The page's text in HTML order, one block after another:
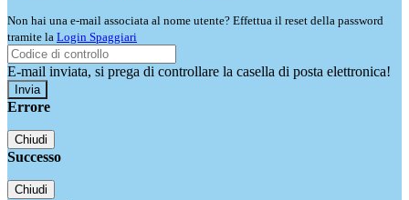
Non hai una e-mail associata al nome utente? Effettua il reset della password
tramite la Login Spaggiari
E-mail inviata, si prega di controllare la casella di posta elettronica!
Errore
Chiudi
Successo
Chiudi